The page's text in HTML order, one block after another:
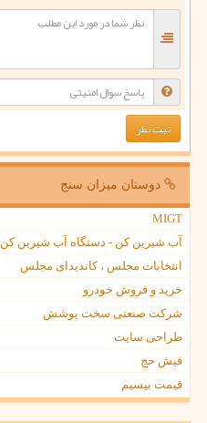
دوستان میزان سنج
MIGT
آب شیرین کن - دستگاه آب شیرین کن
انتخابات مجلس ، کاندیدای مجلس
خرید و فروش خودرو
شرکت صنعتی سخت پوشش
طراحی سایت
فیش حج
قیمت بیسیم